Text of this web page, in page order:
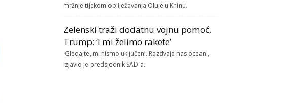
mržnje tijekom obilježavanja Oluje u Kninu.
Zelenski traži dodatnu vojnu pomoć,
Trump: ‘I mi želimo rakete’
'Gledajte, mi nismo uključeni. Razdvaja nas ocean',
izjavio je predsjednik SAD-a.